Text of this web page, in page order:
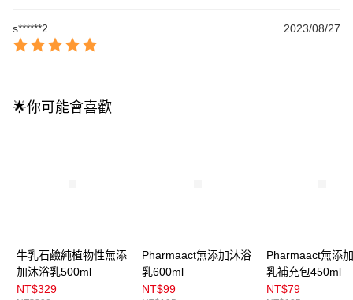
s******2 2023/08/27
🌟你可能會喜歡
牛乳石鹼純植物性無添
加沐浴乳500ml
NT$329
Pharmaact無添加沐浴
乳600ml
NT$99
Pharmaact無添
乳補充包450ml
NT$79